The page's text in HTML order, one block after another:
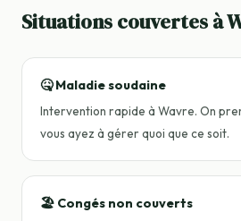
Situations couvertes à
🤒 Maladie soudaine
Intervention rapide à Wavre. On
vous ayez à gérer quoi que ce soit.
🏖️ Congés non couverts